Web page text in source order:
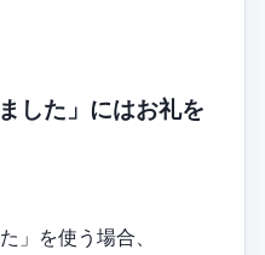
した」にはお礼を
」を使う場合、